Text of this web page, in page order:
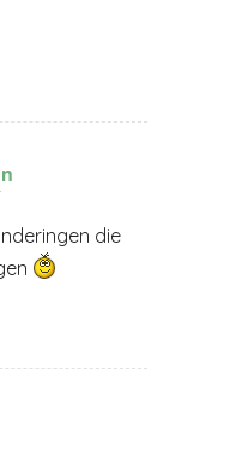
die